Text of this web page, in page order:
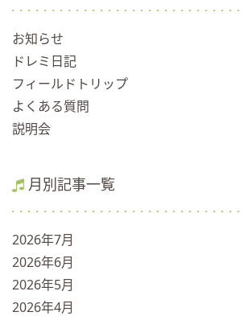
お知らせ
ドレミ日記
フィールドトリップ
よくある質問
説明会
月別記事一覧
2026年7月
2026年6月
2026年5月
2026年4月